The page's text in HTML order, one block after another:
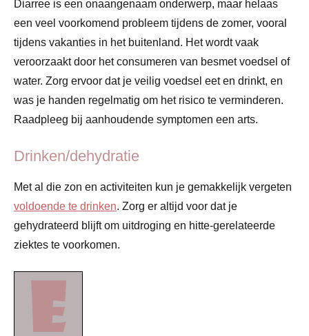
Diarree is een onaangenaam onderwerp, maar helaas
een veel voorkomend probleem tijdens de zomer, vooral
tijdens vakanties in het buitenland. Het wordt vaak
veroorzaakt door het consumeren van besmet voedsel of
water. Zorg ervoor dat je veilig voedsel eet en drinkt, en
was je handen regelmatig om het risico te verminderen.
Raadpleeg bij aanhoudende symptomen een arts.
Drinken/dehydratie
Met al die zon en activiteiten kun je gemakkelijk vergeten
voldoende te drinken. Zorg er altijd voor dat je
gehydrateerd blijft om uitdroging en hitte-gerelateerde
ziektes te voorkomen.